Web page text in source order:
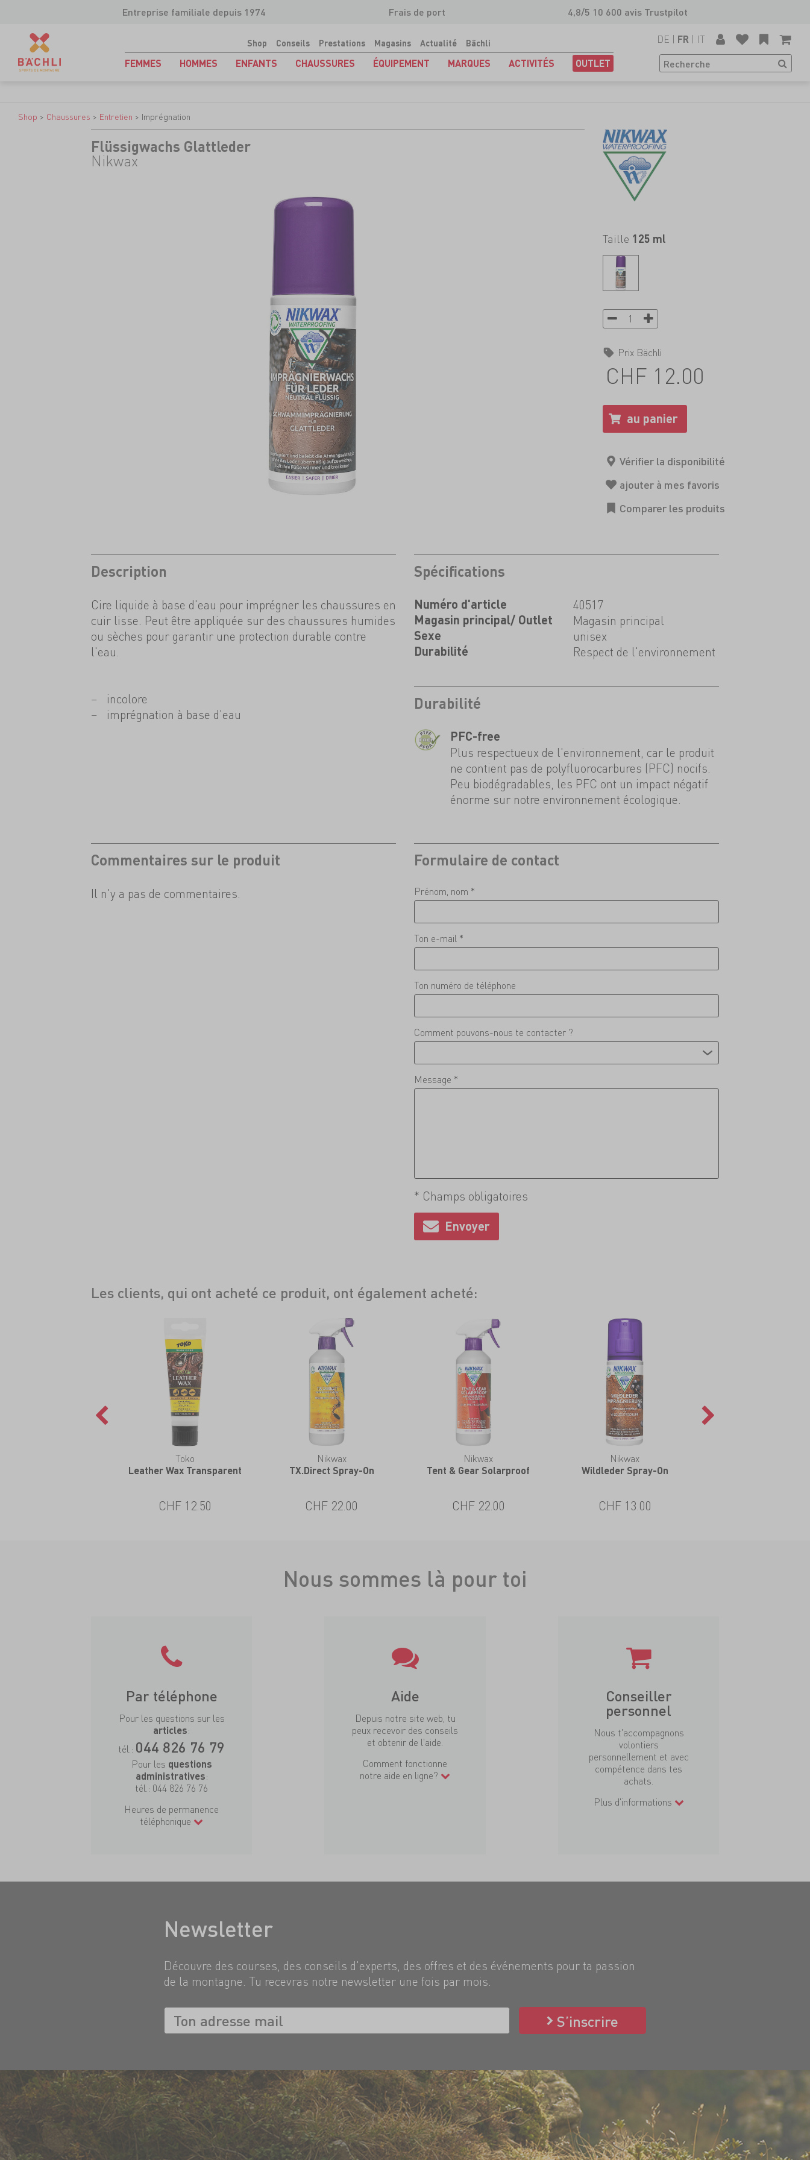
Entreprise familiale depuis 1974 Frais de port 4,8/5 10 600 avis Trustpilot
Shop Conseils Prestations Magasins Actualité Bächli
FEMMES HOMMES ENFANTS CHAUSSURES ÉQUIPEMENT MARQUES ACTIVITÉS OUTLET
DE | FR | IT
Shop > Chaussures > Entretien > Imprégnation
Flüssigwachs Glattleder
Nikwax
Taille 125 ml
Prix Bächli
CHF 12.00
Description
Cire liquide à base d'eau pour imprégner les chaussures en
cuir lisse. Peut être appliquée sur des chaussures humides
ou sèches pour garantir une protection durable contre
l'eau.
incolore
imprégnation à base d'eau
Spécifications
Numéro d'article 40517
Magasin principal/ Outlet Magasin principal
Sexe unisex
Durabilité Respect de l'environnement
Durabilité
PFC-free
Plus respectueux de l'environnement, car le produit
ne contient pas de polyfluorocarbures (PFC) nocifs.
Peu biodégradables, les PFC ont un impact négatif
énorme sur notre environnement écologique.
Commentaires sur le produit
Il n'y a pas de commentaires.
Formulaire de contact
Prénom, nom *
Ton e-mail *
Ton numéro de téléphone
Comment pouvons-nous te contacter ?
Message *
* Champs obligatoires
Les clients, qui ont acheté ce produit, ont également acheté:
Toko
Leather Wax Transparent
CHF 12.50
Nikwax
TX.Direct Spray-On
CHF 22.00
Nikwax
Tent & Gear Solarproof
CHF 22.00
Nikwax
Wildleder Spray-On
CHF 13.00
Nous sommes là pour toi
Par téléphone
Pour les questions sur les
articles:
tél.: 044 826 76 79
Pour les questions
administratives:
tél.: 044 826 76 76
Heures de permanence
téléphonique
Aide
Depuis notre site web, tu
peux recevoir des conseils
et obtenir de l'aide.
Comment fonctionne
notre aide en ligne?
Conseiller
personnel
Nous t'accompagnons
volontiers
personnellement et avec
compétence dans tes
achats.
Plus d'informations
Newsletter
Découvre des courses, des conseils d'experts, des offres et des événements pour ta passion
de la montagne. Tu recevras notre newsletter une fois par mois.
S’inscrire